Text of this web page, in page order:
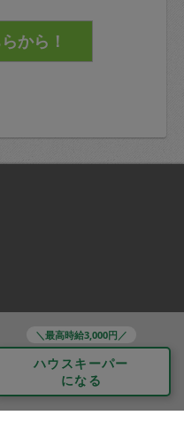
＼最高時給3,000円／
ハウスキーパー
になる